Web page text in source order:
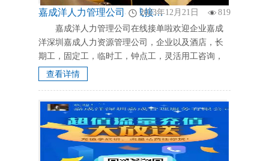
嘉成洋人力管理公司在线接单啦欢迎企业嘉成洋深圳嘉成人力资源管理公司，企业以及酒店，长期工，固定工，临时工，钟点工，灵活用工咨询
2023年12月21日
819
嘉成洋人力管理公司在线接单啦欢迎企业嘉成
洋深圳嘉成人力资源管理公司，企业以及酒店，长
期工，固定工，临时工，钟点工，灵活用工咨询，
开票咨询，商标注册咨询，财税咨询，相关使用请
致电咨询，电话18926006059或13728......
查看详情